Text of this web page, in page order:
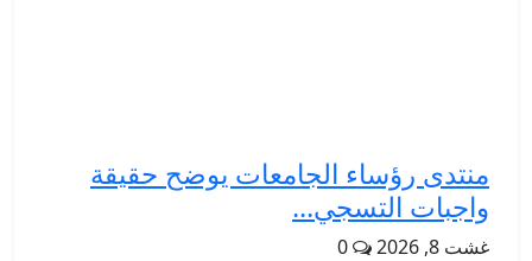
منتدى رؤساء الجامعات يوضح حقيقة
واجبات التسجي...
غشت 8, 2026 0